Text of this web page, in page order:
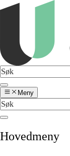
Meny
Hovedmeny